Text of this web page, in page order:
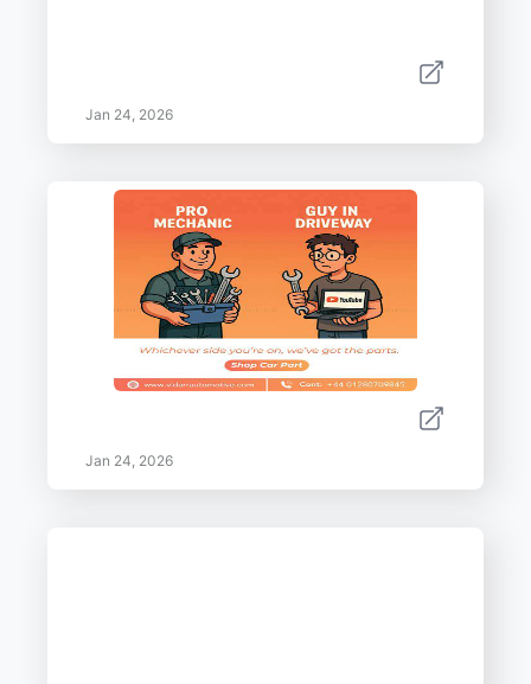
Jan 24, 2026
Jan 24, 2026